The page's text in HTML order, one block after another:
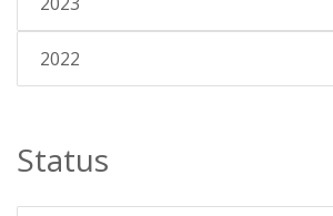
2022
Status